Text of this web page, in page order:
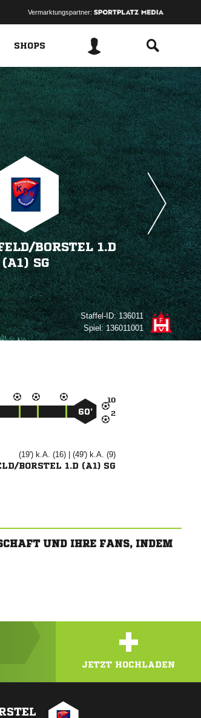
Vermarktungspartner:
SHOPS
​BORSTEL 1.D
(A1) SG
Staffel-ID:136011
Spiel:136011001


60’
(19') k.A. (16) | (49') k.A. (9)
BORSTEL 1.D (A1) SG
UND IHRE FANS, INDEM
+
JETZT HOCHLADEN